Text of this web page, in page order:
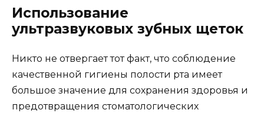
Использование
ультразвуковых зубных щеток
Никто не отвергает тот факт, что соблюдение
качественной гигиены полости рта имеет
большое значение для сохранения здоровья и
предотвращения стоматологических